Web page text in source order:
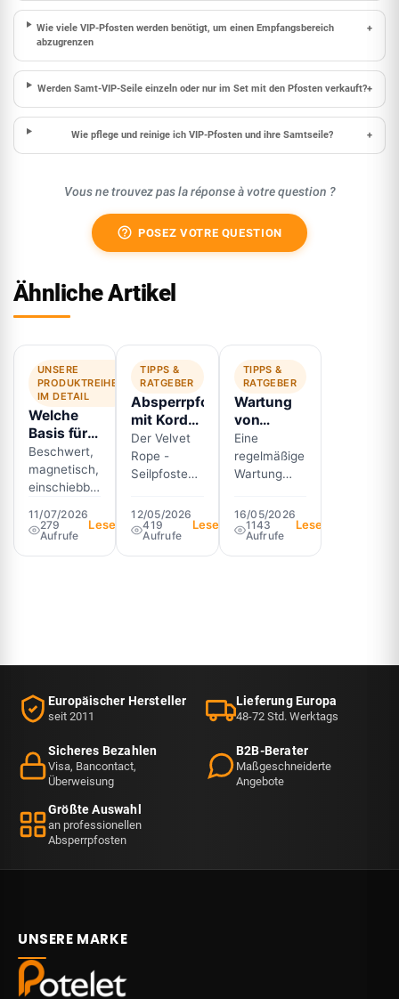
Wie viele VIP-Pfosten werden benötigt, um einen Empfangsbereich
abzugrenzen
+
Werden Samt-VIP-Seile einzeln oder nur im Set mit den Pfosten verkauft?+
Wie pflege und reinige ich VIP-Pfosten und ihre Samtseile? +
Vous ne trouvez pas la réponse à votre question ?
help_outline POSEZ VOTRE QUESTION
Ähnliche Artikel
UNSERE
PRODUKTREIHEN
IM DETAIL
Welche
Basis für
Ihren
Absperrpfosten?
Die 6
Vergleich
Beschwert,
magnetisch,
einschiebbar,
herausnehmbar:
der
Vergleich
11/07/2026
279
Aufrufe
Lesen
TIPPS &
RATGEBER
Absperrpfosten
mit Kordel
Velvet
Rope:
Oberflächen,
und
Prestige-
Kombinationen
Der Velvet
Rope -
Seilpfosten
- ist mehr
als ein
12/05/2026
419
Aufrufe
Lesen
TIPPS &
RATGEBER
Wartung
von
professionellen
Absperrpfosten:
Best
für
Langlebigkeit
Eine
regelmäßige
Wartung
Absperrpfosten
erhält ihre
16/05/2026
1143
Aufrufe
Lesen
Europäischer Hersteller
seit 2011
Lieferung Europa
48-72 Std. Werktags
Sicheres Bezahlen
Visa, Bancontact,
Überweisung
B2B-Berater
Maßgeschneiderte
Angebote
Größte Auswahl
an professionellen
Absperrpfosten
UNSERE MARKE